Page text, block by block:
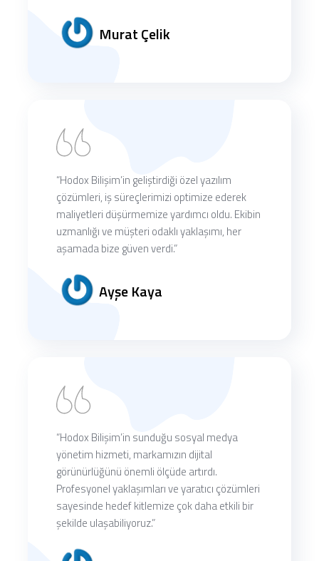
Murat Çelik
“Hodox Bilişim’in geliştirdiği özel yazılım
çözümleri, iş süreçlerimizi optimize ederek
maliyetleri düşürmemize yardımcı oldu. Ekibin
uzmanlığı ve müşteri odaklı yaklaşımı, her
aşamada bize güven verdi.”
Ayşe Kaya
“Hodox Bilişim’in sunduğu sosyal medya
yönetim hizmeti, markamızın dijital
görünürlüğünü önemli ölçüde artırdı.
Profesyonel yaklaşımları ve yaratıcı çözümleri
sayesinde hedef kitlemize çok daha etkili bir
şekilde ulaşabiliyoruz.”